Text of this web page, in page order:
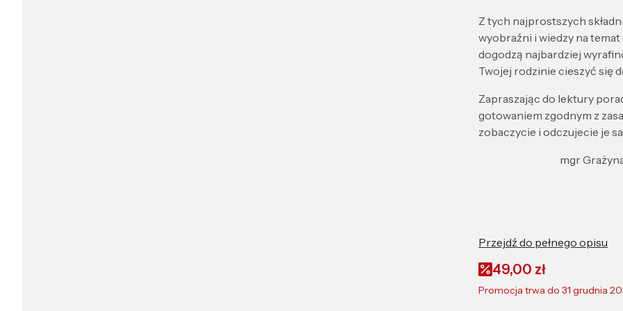
Z tych najprostszych
wyobraźni i wiedzy na
dogodzą najbardziej
Twojej rodzinie cieszyć się
Zapraszając do lektury
gotowaniem zgodnym z
zobaczycie i odczujecie je
mgr Grażyna
Przejdź do pełnego opisu
49,00 zł
Promocja trwa do 31 grudnia